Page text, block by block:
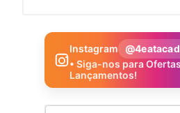
Instagram
• Siga-nos para
Lançamentos!